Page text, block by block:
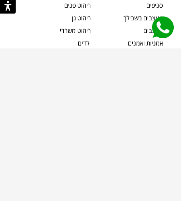
סניפים
מעצבים בשבילך
מעצבים
אמניות ואמנים
ריהוט פנים
ריהוט גן
ריהוט משרדי
ילדים